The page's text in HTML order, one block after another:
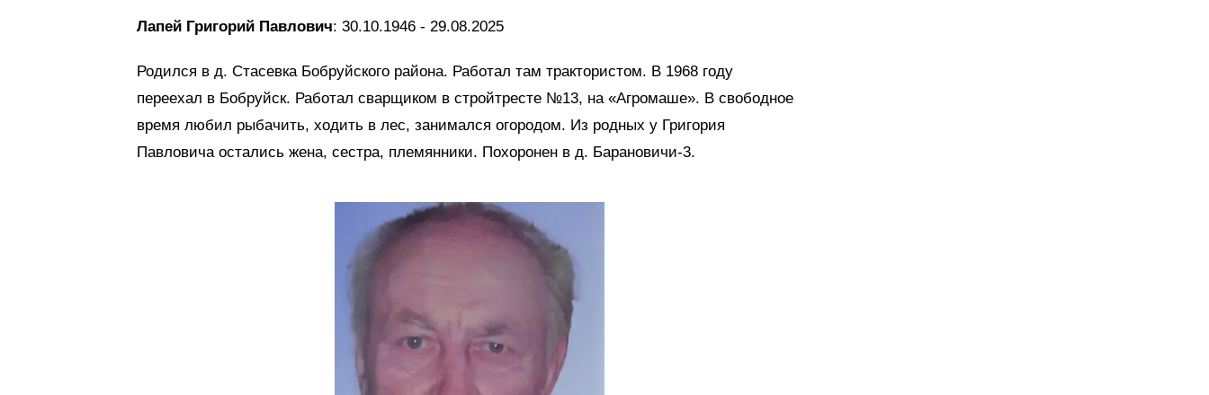
Лапей Григорий Павлович: 30.10.1946 - 29.08.2025
Родился в д. Стасевка Бобруйского района. Работал там трактористом. В 1968 году
переехал в Бобруйск. Работал сварщиком в стройтресте №13, на «Агромаше». В свободное
время любил рыбачить, ходить в лес, занимался огородом. Из родных у Григория
Павловича остались жена, сестра, племянники. Похоронен в д. Барановичи-3.